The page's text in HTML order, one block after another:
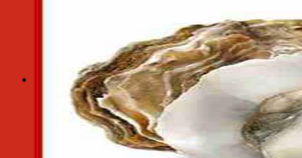
Chưa có sản phẩm trong giỏ hàng.